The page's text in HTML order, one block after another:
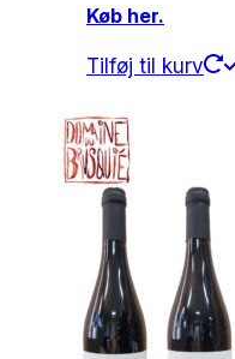
Køb her.
Tilføj til kurv